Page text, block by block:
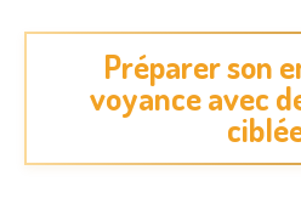
Préparer son
voyance avec